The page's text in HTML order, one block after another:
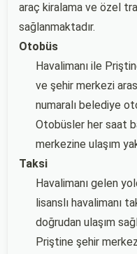
araç kiralama ve özel
sağlanmaktadır.
Otobüs
Havalimanı ile
ve şehir merkezi
numaralı belediye
Otobüsler her saat
merkezine ulaşım
Taksi
Havalimanı gelen
lisanslı havalimanı
doğrudan ulaşım
Priştine şehir